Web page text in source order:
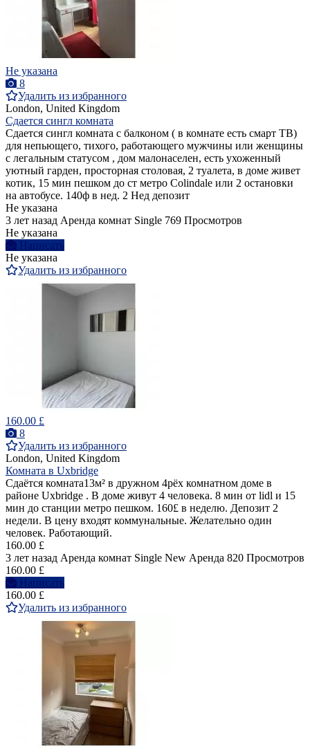
Не указана
8
Удалить из избранного
London, United Kingdom
Сдается сингл комната
Сдается сингл комната с балконом ( в комнате есть смарт ТВ)
для непьющего, тихого, работающего мужчины или женщины
с легальным статусом , дом малонаселен, есть ухоженный
уютный гарден, просторная столовая, 2 туалета, в доме живет
котик, 15 мин пешком до ст метро Colindale или 2 остановки
на автобусе. 140ф в нед. 2 Нед депозит
Не указана
3 лет назад Аренда комнат Single 769 Просмотров
Не указана
Написать
Не указана
Удалить из избранного
160.00 £
8
Удалить из избранного
London, United Kingdom
Комната в Uxbridge
Сдаётся комната13м² в дружном 4рёх комнатном доме в
районе Uxbridge . В доме живут 4 человека. 8 мин от lidl и 15
мин до станции метро пешком. 160£ в неделю. Депозит 2
недели. В цену входят коммунальные. Желательно один
человек. Работающий.
160.00 £
3 лет назад Аренда комнат Single New Аренда 820 Просмотров
160.00 £
Написать
160.00 £
Удалить из избранного